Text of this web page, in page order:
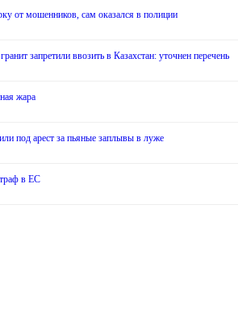
от мошенников, сам оказался в полиции
запретили ввозить в Казахстан: уточнен перечень
жара
под арест за пьяные заплывы в луже
в ЕС